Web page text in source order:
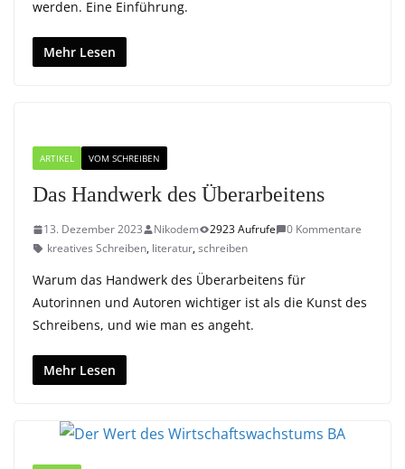
werden. Eine Einführung.
Mehr Lesen
ARTIKEL VOM SCHREIBEN
Das Handwerk des Überarbeitens
13. Dezember 2023 Nikodem 2923 Aufrufe
0 Kommentare
kreatives Schreiben, literatur,schreiben
Warum das Handwerk des Überarbeitens für
Autorinnen und Autoren wichtiger ist als die Kunst des
Schreibens, und wie man es angeht.
Mehr Lesen